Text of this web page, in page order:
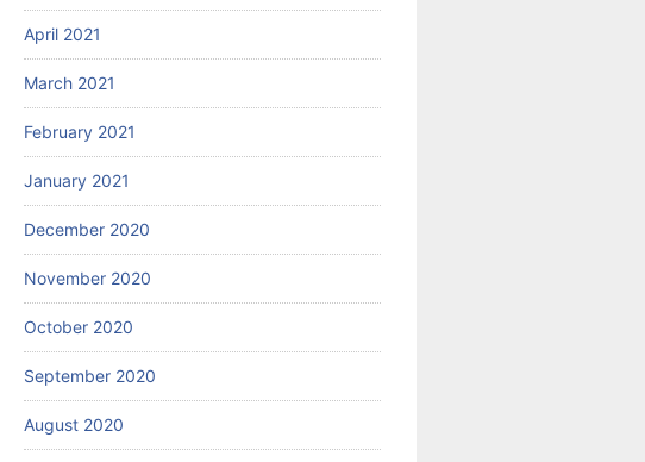
April 2021
March 2021
February 2021
January 2021
December 2020
November 2020
October 2020
September 2020
August 2020